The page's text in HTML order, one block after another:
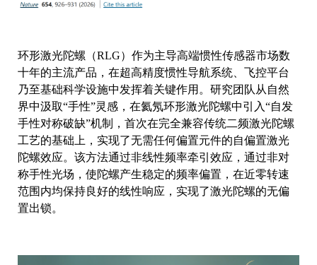
环形激光陀螺（RLG）作为主导高端惯性传感器市场数
十年的主流产品，在超高精度惯性导航系统、飞控平台
乃至基础科学设施中发挥着关键作用。研究团队从自然
界中汲取“手性”灵感，在氦氖环形激光陀螺中引入“自发
手性对称破缺”机制，首次在完全兼容传统二频激光陀螺
工艺的基础上，实现了无需任何偏置元件的自偏置激光
陀螺效应。该方法通过非线性频率牵引效应，通过非对
称手性光场，使陀螺产生稳定的频率偏置，在近零转速
范围内均保持良好的线性响应，实现了激光陀螺的无偏
置出锁。